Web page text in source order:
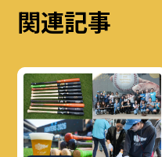
関連記事